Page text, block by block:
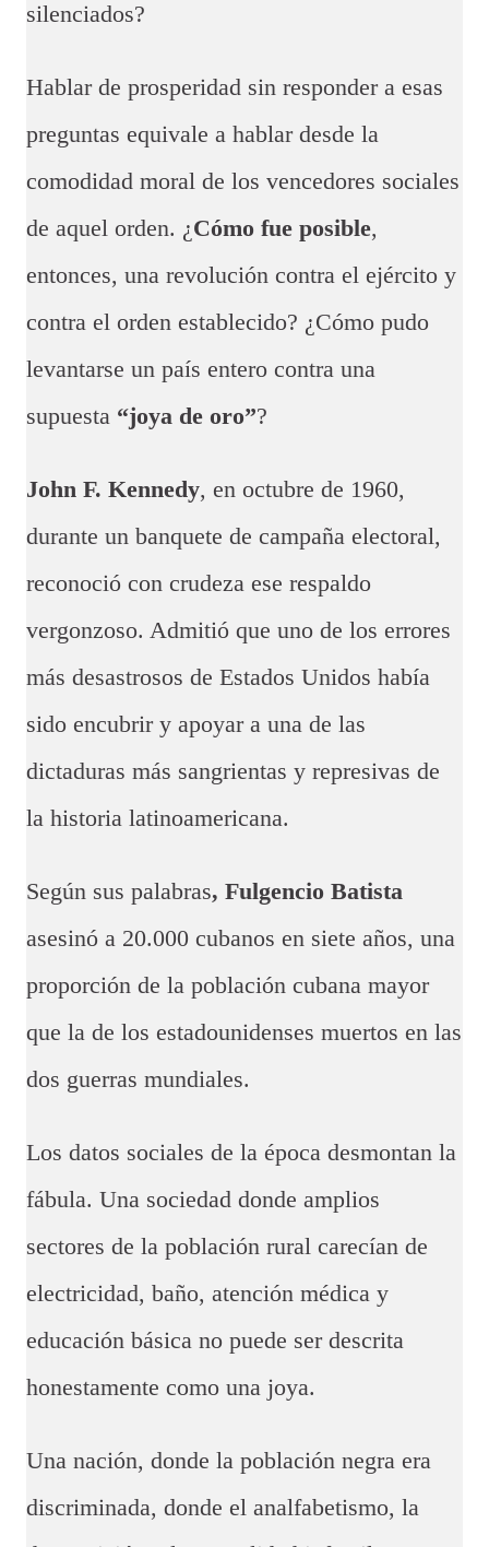
silenciados?
Hablar de prosperidad sin responder a esas
preguntas equivale a hablar desde la
comodidad moral de los vencedores sociales
de aquel orden. ¿Cómo fue posible,
entonces, una revolución contra el ejército y
contra el orden establecido? ¿Cómo pudo
levantarse un país entero contra una
supuesta “joya de oro”?
John F. Kennedy, en octubre de 1960,
durante un banquete de campaña electoral,
reconoció con crudeza ese respaldo
vergonzoso. Admitió que uno de los errores
más desastrosos de Estados Unidos había
sido encubrir y apoyar a una de las
dictaduras más sangrientas y represivas de
la historia latinoamericana.
Según sus palabras, Fulgencio Batista
asesinó a 20.000 cubanos en siete años, una
proporción de la población cubana mayor
que la de los estadounidenses muertos en las
dos guerras mundiales.
Los datos sociales de la época desmontan la
fábula. Una sociedad donde amplios
sectores de la población rural carecían de
electricidad, baño, atención médica y
educación básica no puede ser descrita
honestamente como una joya.
Una nación, donde la población negra era
discriminada, donde el analfabetismo, la